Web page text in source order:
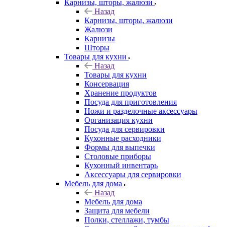
Карнизы, шторы, жалюзи
Назад
Карнизы, шторы, жалюзи
Жалюзи
Карнизы
Шторы
Товары для кухни
Назад
Товары для кухни
Консервация
Хранение продуктов
Посуда для приготовления
Ножи и разделочные аксессуары
Организация кухни
Посуда для сервировки
Кухонные расходники
Формы для выпечки
Столовые приборы
Кухонный инвентарь
Аксессуары для сервировки
Мебель для дома
Назад
Мебель для дома
Защита для мебели
Полки, стеллажи, тумбы